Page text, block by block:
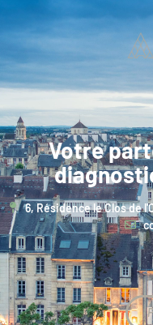
Votre
6, Résidence le Clos de